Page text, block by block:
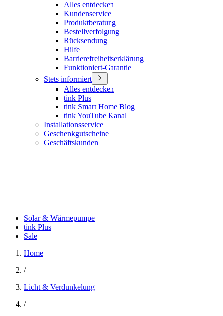
Alles entdecken
Kundenservice
Produktberatung
Bestellverfolgung
Rücksendung
Hilfe
Barrierefreiheitserklärung
Funktioniert-Garantie
Stets informiert
Alles entdecken
tink Plus
tink Smart Home Blog
tink YouTube Kanal
Installationsservice
Geschenkgutscheine
Geschäftskunden
Solar & Wärmepumpe
tink Plus
Sale
Home
/
Licht & Verdunkelung
/